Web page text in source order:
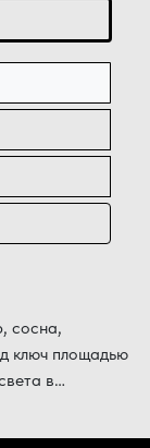
сосна,
ключ площадью
в